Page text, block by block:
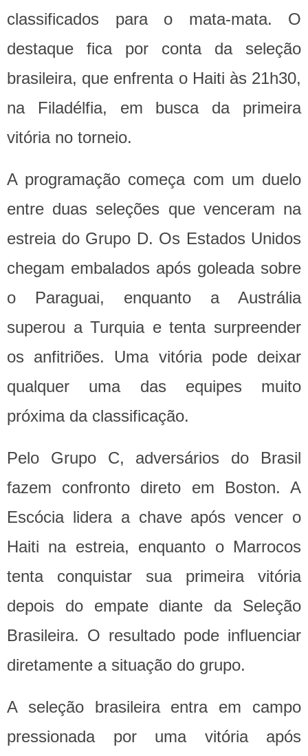
classificados para o mata-mata. O
destaque fica por conta da seleção
brasileira, que enfrenta o Haiti às 21h30,
na Filadélfia, em busca da primeira
vitória no torneio.
A programação começa com um duelo
entre duas seleções que venceram na
estreia do Grupo D. Os Estados Unidos
chegam embalados após goleada sobre
o Paraguai, enquanto a Austrália
superou a Turquia e tenta surpreender
os anfitriões. Uma vitória pode deixar
qualquer uma das equipes muito
próxima da classificação.
Pelo Grupo C, adversários do Brasil
fazem confronto direto em Boston. A
Escócia lidera a chave após vencer o
Haiti na estreia, enquanto o Marrocos
tenta conquistar sua primeira vitória
depois do empate diante da Seleção
Brasileira. O resultado pode influenciar
diretamente a situação do grupo.
A seleção brasileira entra em campo
pressionada por uma vitória após